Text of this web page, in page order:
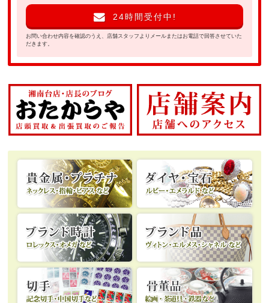
24時間受付中!
お問い合わせ内容を確認のうえ、店舗スタッフよりメールまたはお電話で回答させていた
だきます。